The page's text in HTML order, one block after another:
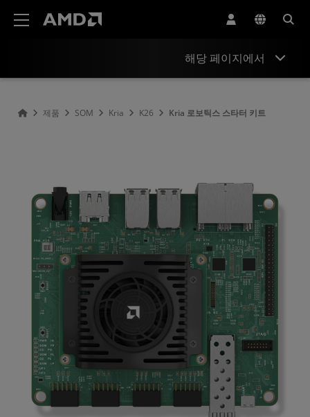
해당 페이지에서
시작하기
지원 및 리소스
제품 SOM Kria K26 Kria 로보틱스 스타터 키트